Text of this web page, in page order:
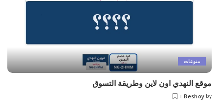
منوعات
موقع النهدي اون لاين وطريقة التسوق
by
Beshoy